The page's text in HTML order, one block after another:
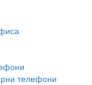
телефони